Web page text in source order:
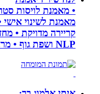
• מאמנת לויסות סטרס •
מאמנת לשינוי אישי •
קריירה מדויקת •